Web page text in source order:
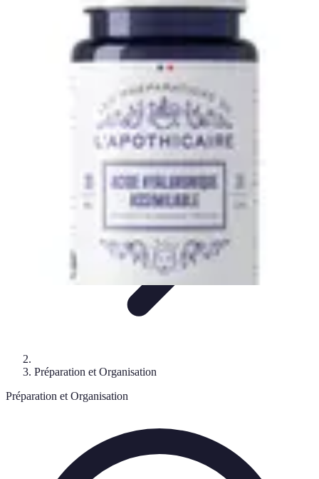
Aventure Sportive
Préparation et Organisation
Préparation et Organisation